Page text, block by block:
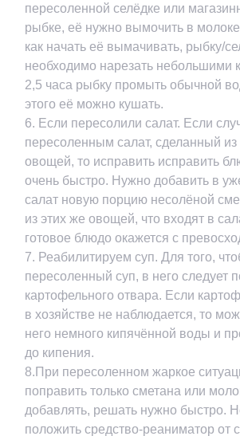
пересоленной селёдке или
рыбке, её нужно вымочить в
как начать её вымачивать, рыбку/
необходимо нарезать небольшими
2,5 часа рыбку промыть обычной
этого её можно кушать.
6. Если пересолили салат. Если
пересоленным салат, сделанный
овощей, то исправить исправить
очень быстро. Нужно добавить в
салат новую порцию несолёной
из этих же овощей, что входят в
готовое блюдо окажется с
7. Реабилитируем суп. Для того,
пересоленный суп, в него следует
картофельного отвара. Если
в хозяйстве не наблюдается, то
него немного кипячённой воды и
до кипения.
8.При пересоленном жаркое
поправить только сметана или
добавлять, решать нужно быстро.
положить средство-реаниматор от